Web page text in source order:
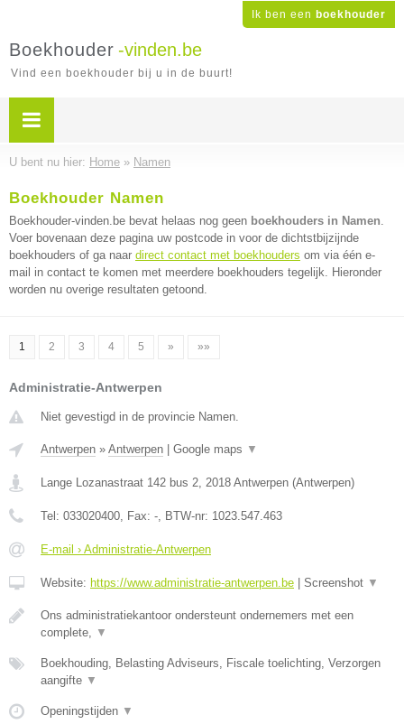
Ik ben een boekhouder
Boekhouder -vinden.be
Vind een boekhouder bij u in de buurt!
U bent nu hier: Home » Namen
Boekhouder Namen
Boekhouder-vinden.be bevat helaas nog geen boekhouders in Namen.
Voer bovenaan deze pagina uw postcode in voor de dichtstbijzijnde
boekhouders of ga naar direct contact met boekhouders om via één e-
mail in contact te komen met meerdere boekhouders tegelijk. Hieronder
worden nu overige resultaten getoond.
1 2 3 4 5 » »»
Administratie-Antwerpen
Niet gevestigd in de provincie Namen.
Antwerpen » Antwerpen Google maps ▼
Lange Lozanastraat 142 bus 2, 2018 Antwerpen (Antwerpen)
Tel: 033020400, Fax: -, BTW-nr: 1023.547.463
E-mail › Administratie-Antwerpen
Website: https://www.administratie-antwerpen.be Screenshot ▼
Ons administratiekantoor ondersteunt ondernemers met een
complete, ▼
Boekhouding, Belasting Adviseurs, Fiscale toelichting, Verzorgen
aangifte ▼
Openingstijden ▼